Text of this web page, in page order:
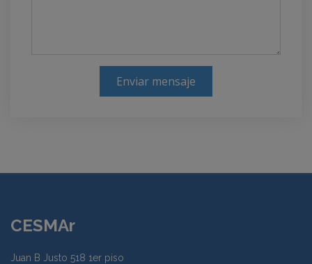
Enviar mensaje
CESMAr
Juan B Justo 518 1er piso